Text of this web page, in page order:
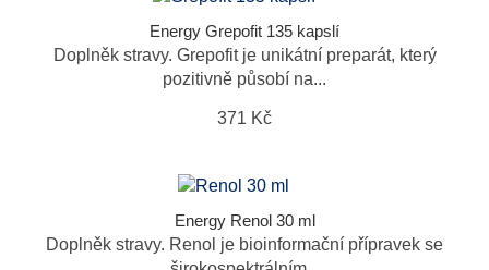
Energy Grepofit 135 kapslí
Doplněk stravy. Grepofit je unikátní preparát, který
pozitivně působí na...
371 Kč
Energy Renol 30 ml
Doplněk stravy. Renol je bioinformační přípravek se